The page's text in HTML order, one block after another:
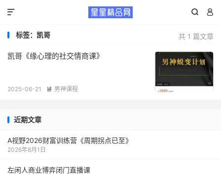
 

共 1 篇文章
标签：凯哥
凯哥《缘心理的社交情商课》
2025-06-21  男神课程
近期文章
A视野2026财富训练营《周期拐点已至》
2026年8月1日
左闲人商业博弈闭门直播课